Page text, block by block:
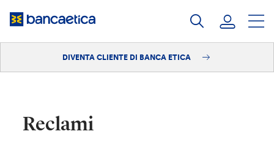
DIVENTA CLIENTE DI BANCA ETICA
Reclami